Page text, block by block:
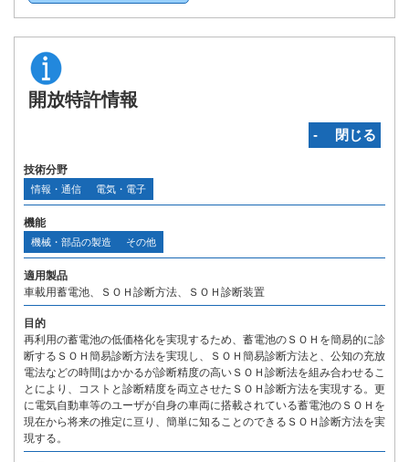
開放特許情報
‐ 閉じる
技術分野
情報・通信 電気・電子
機能
機械・部品の製造 その他
適用製品
車載用蓄電池、ＳＯＨ診断方法、ＳＯＨ診断装置
目的
再利用の蓄電池の低価格化を実現するため、蓄電池のＳＯＨを簡易的に診
断するＳＯＨ簡易診断方法を実現し、ＳＯＨ簡易診断方法と、公知の充放
電法などの時間はかかるが診断精度の高いＳＯＨ診断法を組み合わせるこ
とにより、コストと診断精度を両立させたＳＯＨ診断方法を実現する。更
に電気自動車等のユーザが自身の車両に搭載されている蓄電池のＳＯＨを
現在から将来の推定に亘り、簡単に知ることのできるＳＯＨ診断方法を実
現する。